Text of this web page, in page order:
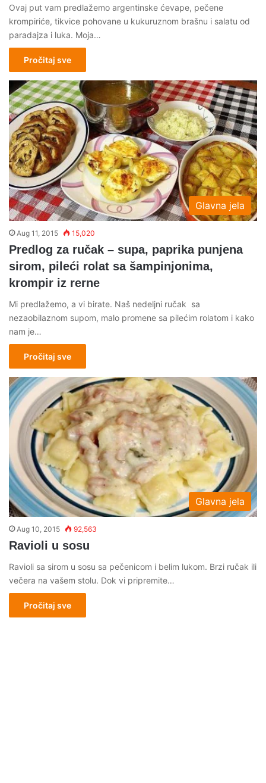
Ovaj put vam predlažemo argentinske ćevape, pečene
krompiriće, tikvice pohovane u kukuruznom brašnu i salatu od
paradajza i luka. Moja…
Pročitaj sve
Glavna jela
Aug 11, 2015 15,020
Predlog za ručak – supa, paprika punjena
sirom, pileći rolat sa šampinjonima,
krompir iz rerne
Mi predlažemo, a vi birate. Naš nedeljni ručak sa
nezaobilaznom supom, malo promene sa pilećim rolatom i kako
nam je…
Pročitaj sve
Glavna jela
Aug 10, 2015 92,563
Ravioli u sosu
Ravioli sa sirom u sosu sa pečenicom i belim lukom. Brzi ručak ili
večera na vašem stolu. Dok vi pripremite…
Pročitaj sve